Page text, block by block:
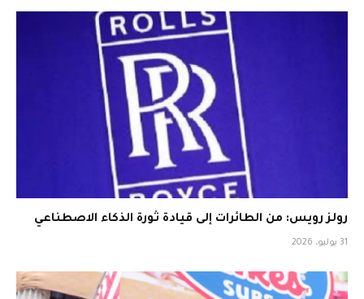
رولز رويس: من الطائرات إلى قيادة ثورة الذكاء الاصطناعي
31 يوليو، 2026